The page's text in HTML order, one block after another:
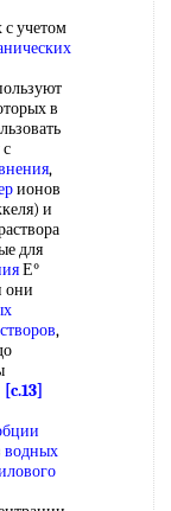
учетом
в
,
ионов
и
для
Е°
они
,
[c.13]
водных